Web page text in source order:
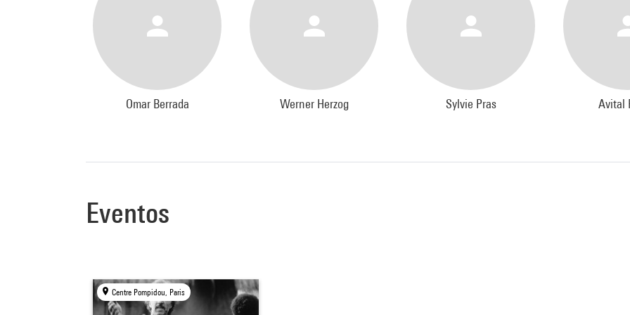
Omar Berrada Werner Herzog Sylvie Pras Avital
Eventos
Centre Pompidou, Paris